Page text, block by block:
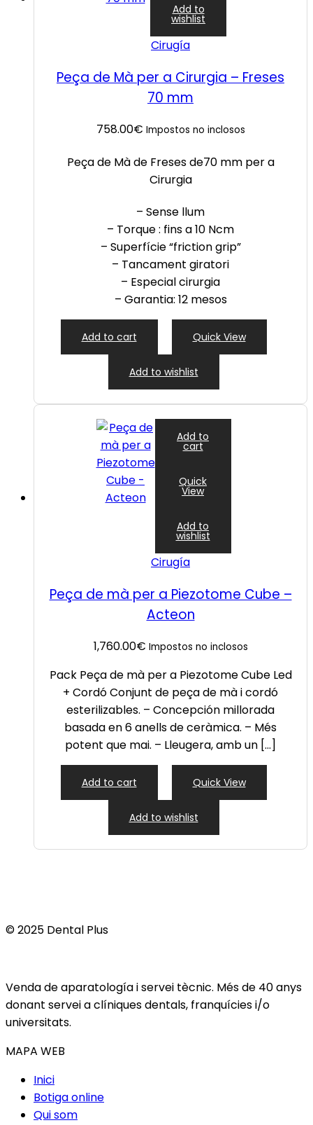
Add to
wishlist
Cirugía
Peça de Mà per a Cirurgia – Freses
70 mm
758.00€ Impostos no inclosos
Peça de Mà de Freses de70 mm per a
Cirurgia
– Sense llum
– Torque : fins a 10 Ncm
– Superfície “friction grip”
– Tancament giratori
– Especial cirurgia
– Garantia: 12 mesos
Add to cart Quick View
Add to wishlist
Add to
cart
Quick
View
Add to
wishlist
Cirugía
Peça de mà per a Piezotome Cube –
Acteon
1,760.00€ Impostos no inclosos
Pack Peça de mà per a Piezotome Cube Led
+ Cordó Conjunt de peça de mà i cordó
esterilizables. – Concepción millorada
basada en 6 anells de ceràmica. – Més
potent que mai. – Lleugera, amb un […]
Add to cart Quick View
Add to wishlist
© 2025 Dental Plus
Venda de aparatología i servei tècnic. Més de 40 anys
donant servei a clíniques dentals, franquícies i/o
universitats.
MAPA WEB
Inici
Botiga online
Qui som